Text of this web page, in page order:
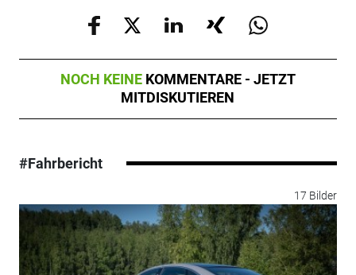
NOCH KEINE KOMMENTARE - JETZT
MITDISKUTIEREN
#Fahrbericht
17 Bilder